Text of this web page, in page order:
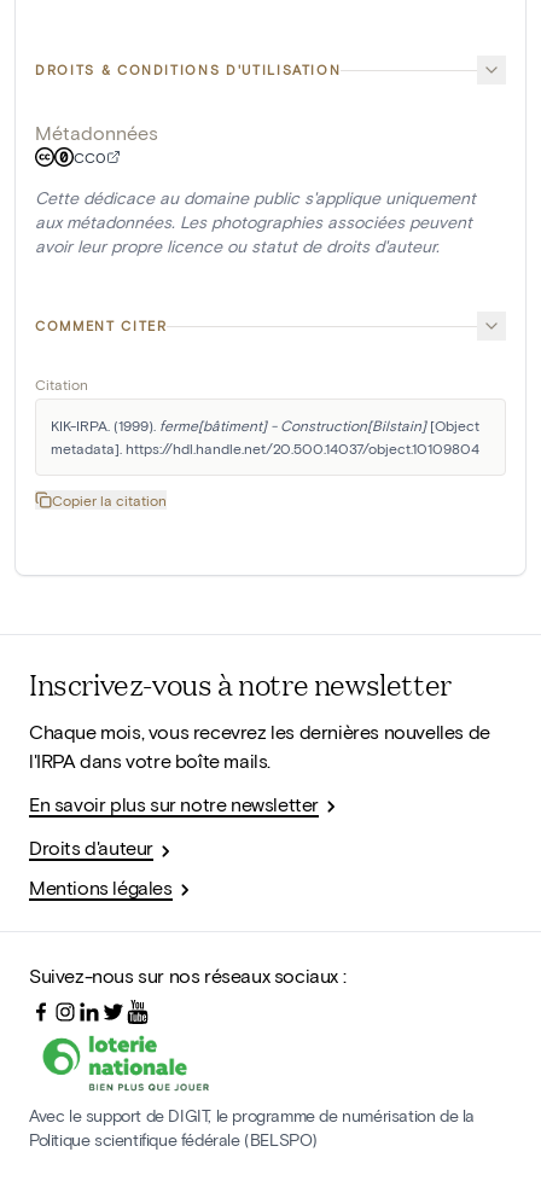
DROITS & CONDITIONS D'UTILISATION
Métadonnées
CC0
Cette dédicace au domaine public s'applique uniquement
aux métadonnées. Les photographies associées peuvent
avoir leur propre licence ou statut de droits d'auteur.
COMMENT CITER
Citation
KIK-IRPA. (1999). ferme[bâtiment] - Construction[Bilstain] [Object
metadata]. https://hdl.handle.net/20.500.14037/object.10109804
Copier la citation
Inscrivez-vous à notre newsletter
Chaque mois, vous recevrez les dernières nouvelles de
l'IRPA dans votre boîte mails.
En savoir plus sur notre newsletter
Droits d'auteur
Mentions légales
Suivez-nous sur nos réseaux sociaux :
Avec le support de DIGIT, le programme de numérisation de la
Politique scientifique fédérale (BELSPO)